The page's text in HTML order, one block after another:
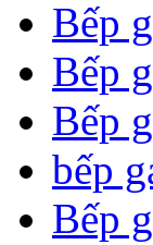
Bếp
Bếp
Bếp
bếp
Bếp